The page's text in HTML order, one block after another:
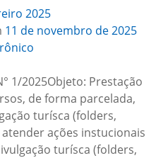
2025
11 de novembro de 2025
1/2025Objeto: Prestação
de forma parcelada,
turísca (folders,
ações instucionais
turísca (folders,